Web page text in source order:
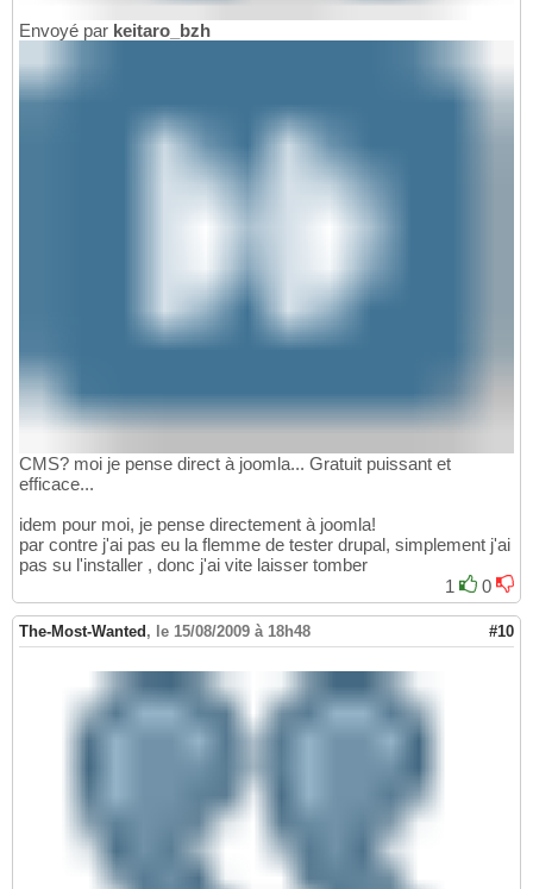
Envoyé par keitaro_bzh
CMS? moi je pense direct à joomla... Gratuit puissant et
efficace...
idem pour moi, je pense directement à joomla!
par contre j'ai pas eu la flemme de tester drupal, simplement j'ai
pas su l'installer , donc j'ai vite laisser tomber
1
0
The-Most-Wanted , le 15/08/2009 à 18h48 #10